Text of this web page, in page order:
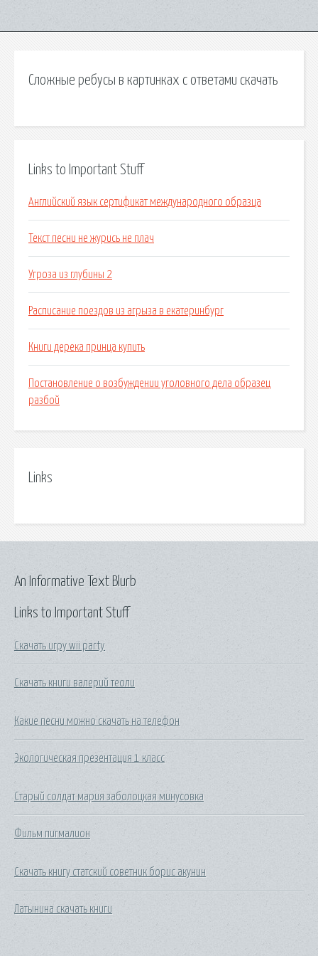
Сложные ребусы в картинках с ответами скачать
Links to Important Stuff
Английский язык сертификат международного образца
Текст песни не журись не плач
Угроза из глубины 2
Расписание поездов из агрыза в екатеринбург
Книги дерека принца купить
Постановление о возбуждении уголовного дела образец
разбой
Links
Links to Important Stuff
Скачать игру wii party
Скачать книги валерий теоли
Какие песни можно скачать на телефон
Экологическая презентация 1 класс
Старый солдат мария заболоцкая минусовка
Фильм пигмалион
Скачать книгу статский советник борис акунин
Латынина скачать книги
An Informative Text Blurb